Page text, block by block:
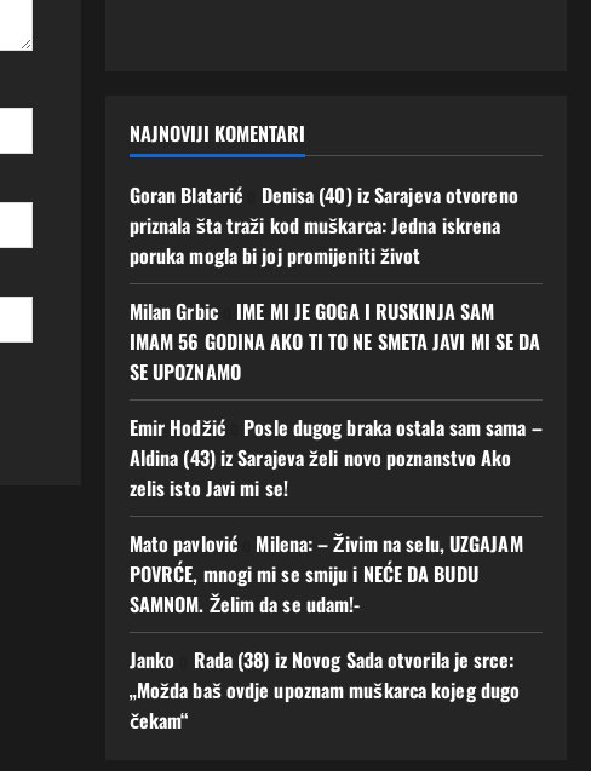
NAJNOVIJI KOMENTARI
Goran Blatarić
Denisa (40) iz Sarajeva otvoreno
priznala šta traži kod muškarca: Jedna iskrena
poruka mogla bi joj promijeniti život
Milan Grbico IME MI JE GOGA I RUSKINJA SAM
IMAM 56 GODINA AKO TI TO NE SMETA JAVI MI SE DA
SE UPOZNAMO
Emir Hodžićo Posle dugog braka ostala sam sama –
Aldina (43) iz Sarajeva želi novo poznanstvo Ako
zelis isto Javi mi se!
Mato pavlović
Milena: – Živim na selu, UZGAJAM
POVRĆE, mnogi mi se smiju i NEĆE DA BUDU
SAMNOM. Želim da se udam!-
Janko
Rada (38) iz Novog Sada otvorila je srce:
„Možda baš ovdje upoznam muškarca kojeg dugo
čekam“